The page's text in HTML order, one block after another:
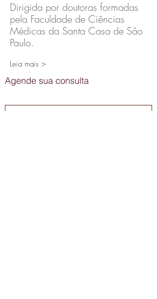
Dirigida por doutoras formadas
pela Faculdade de Ciências
Médicas da Santa Casa de São
Paulo.
Leia mais >
Agende sua consulta